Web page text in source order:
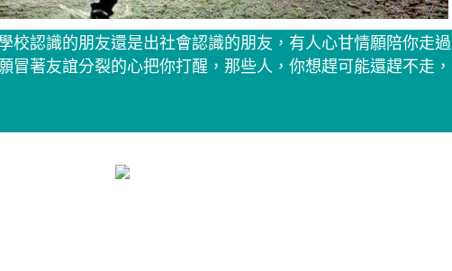
校認識的朋友還是出社會認識的朋友，有人心甘情願陪你走過
冒著友誼分裂的心把你打醒，那些人，你想趕可能還趕不走，